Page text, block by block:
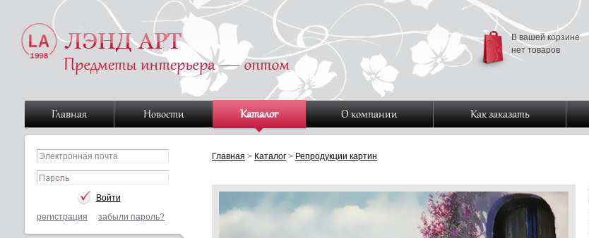
В вашей корзине
нет товаров
Главная Новости Каталог О компании Как заказать
регистрация забыли пароль?
Главная > Каталог > Репродукции картин